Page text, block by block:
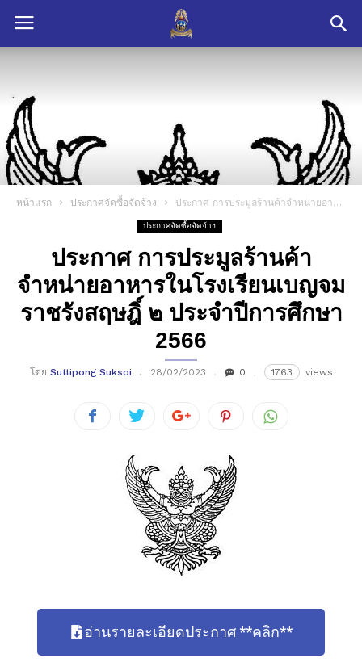
หน้าแรก ประกาศจัดซื้อจัดจ้าง ประกาศ การประมูลร้านค้าจำหน่ายอาหารในโรงเรียนเบญจมราชรังสฤษฎิ์ ๒ ประจำปีการศึกษา 2566
ประกาศจัดซื้อจัดจ้าง
ประกาศ การประมูลร้านค้า
จำหน่ายอาหารในโรงเรียนเบญจม
ราชรังสฤษฎิ์ ๒ ประจำปีการศึกษา
2566
โดย Suttipong Suksoi 28/02/2023 0 1763 views
อ่านรายละเอียดประกาศ **คลิก**